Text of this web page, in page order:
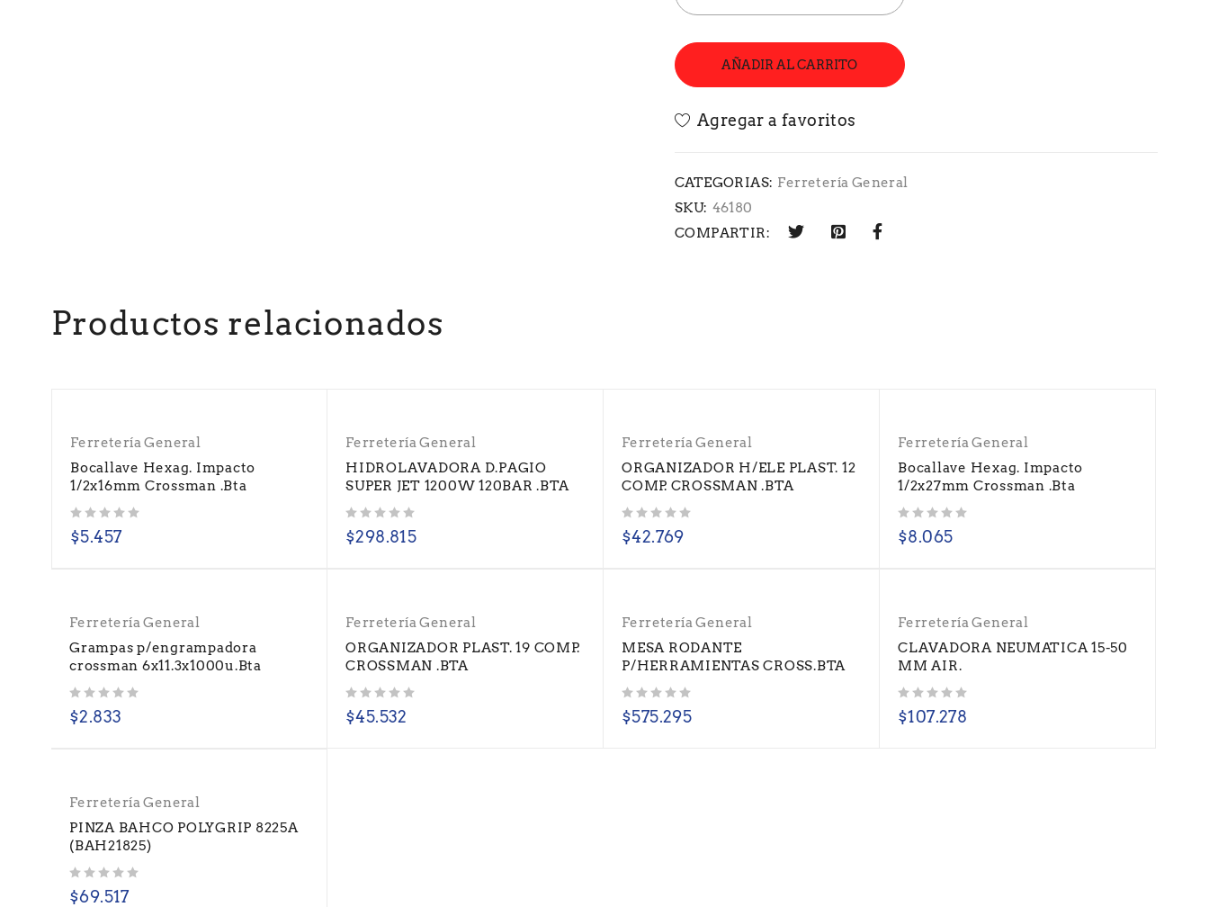
AÑADIR AL CARRITO
CATEGORIAS: Ferretería General
SKU: 46180
COMPARTIR:
Productos relacionados
Ferretería General
Bocallave Hexag. Impacto
1/2x16mm Crossman .Bta
$5.457
Ferretería General
HIDROLAVADORA D.PAGIO
SUPER JET 1200W 120BAR .BTA
$298.815
Ferretería General
ORGANIZADOR H/ELE PLAST. 12
COMP. CROSSMAN .BTA
$42.769
Ferretería General
Bocallave Hexag. Impacto
1/2x27mm Crossman .Bta
$8.065
Ferretería General
Grampas p/engrampadora
crossman 6x11.3x1000u.Bta
$2.833
Ferretería General
ORGANIZADOR PLAST. 19 COMP.
CROSSMAN .BTA
$45.532
Ferretería General
MESA RODANTE
P/HERRAMIENTAS CROSS.BTA
$575.295
Ferretería General
CLAVADORA NEUMATICA 15-50
MM AIR.
$107.278
Ferretería General
PINZA BAHCO POLYGRIP 8225A
(BAH21825)
$69.517